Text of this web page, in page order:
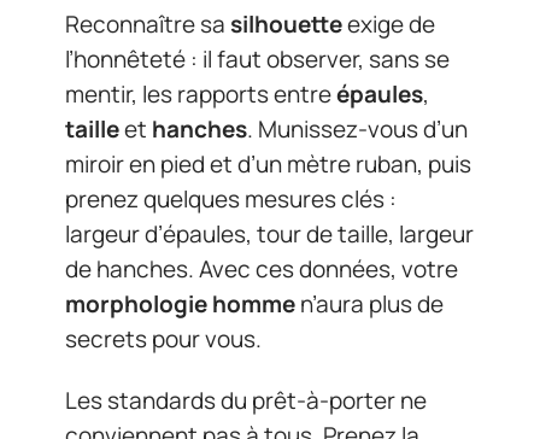
Reconnaître sa silhouetteexige de
l’honnêteté : il faut observer, sans se
mentir, les rapports entreépaules,
tailleet hanches. Munissez-vous d’un
miroir en pied et d’un mètre ruban, puis
prenez quelques mesures clés :
largeur d’épaules, tour de taille, largeur
de hanches. Avec ces données, votre
morphologie hommen’aura plus de
secrets pour vous.
Les standards du prêt-à-porter ne